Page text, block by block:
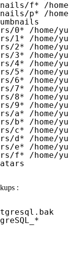
f* /
p* /
0* /home/
1* /home/
2* /home/
3* /home/
4* /home/
5* /home/
6* /home/
7* /home/
8* /home/
9* /home/
a* /home/
b* /home/
c* /home/
d* /home/
e* /home/
f* /home/
:
.bak